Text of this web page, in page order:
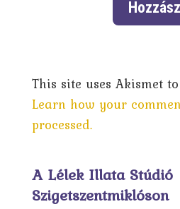
This site uses Akismet
Learn how your
processed.
A Lélek Illata Stúdió
Szigetszentmiklóson